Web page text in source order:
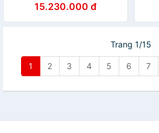
15.230.000 đ
Trang 1/15
1 2 3 4 5 6 7